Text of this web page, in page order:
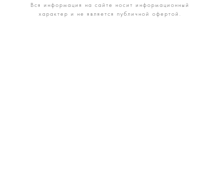
Вся информация на сайте носит информационный
характер и не является публичной офертой.